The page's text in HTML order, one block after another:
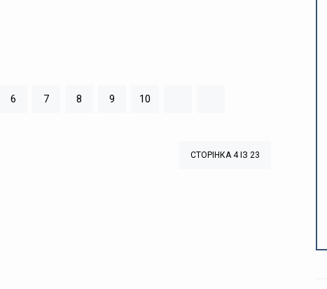
6 7 8 9 10
СТОРІНКА 4 ІЗ 23